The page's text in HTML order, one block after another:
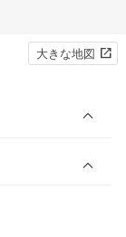
大きな地図